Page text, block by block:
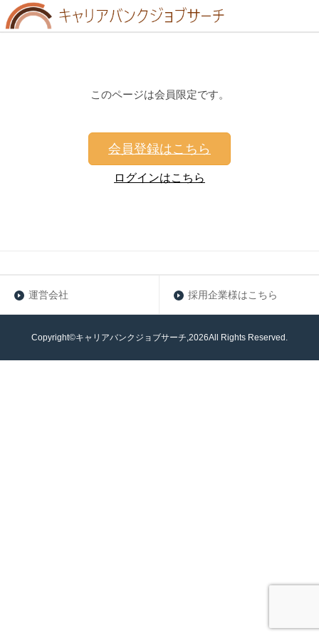
このページは会員限定です。
会員登録はこちら
ログインはこちら
運営会社 採用企業様はこちら
Copyright©キャリアバンクジョブサーチ,2026All Rights Reserved.